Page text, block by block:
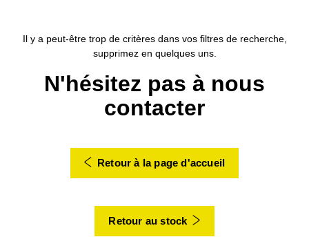
Il y a peut-être trop de critères dans vos filtres de recherche,
supprimez en quelques uns.
N'hésitez pas à nous
contacter
Retour à la page d'accueil
Retour au stock